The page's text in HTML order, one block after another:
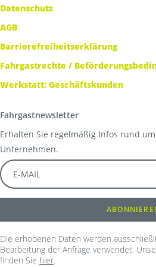
Datenschutz
AGB
Barrierefreiheitserklärung
Fahrgastrechte /
Werkstatt: Geschäftskunden
Fahrgastnewsletter
Erhalten Sie regelmäßig Infos rund
Unternehmen.
Die erhobenen Daten werden
Bearbeitung der Anfrage verwendet.
finden Sie hier.